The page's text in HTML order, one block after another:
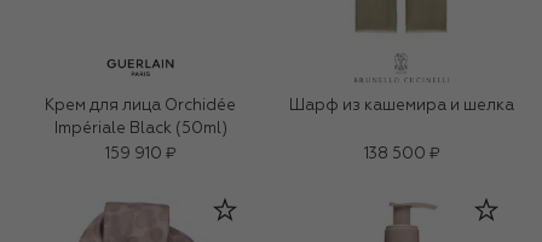
Крем для лица Orchidée
Impériale Black (50ml)
159 910 ₽
Шарф из кашемира и шелка
138 500 ₽